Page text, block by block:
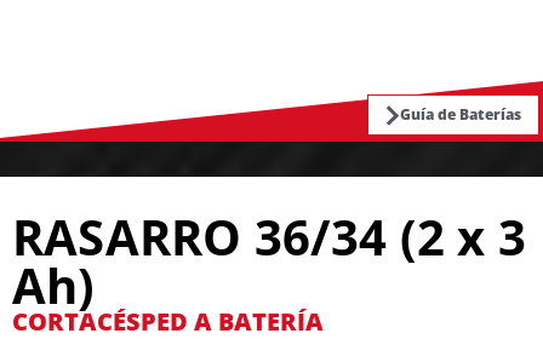
Guía de Baterías
RASARRO 36/34 (2 x 3
Ah)
CORTACÉSPED A BATERÍA